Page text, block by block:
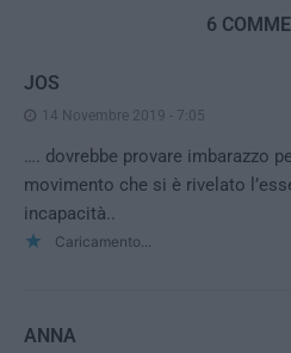
6
JOS
14 Novembre 2019 - 7:05
…. dovrebbe provare imbarazzo
movimento che si è rivelato
incapacità..
Caricamento...
ANNA